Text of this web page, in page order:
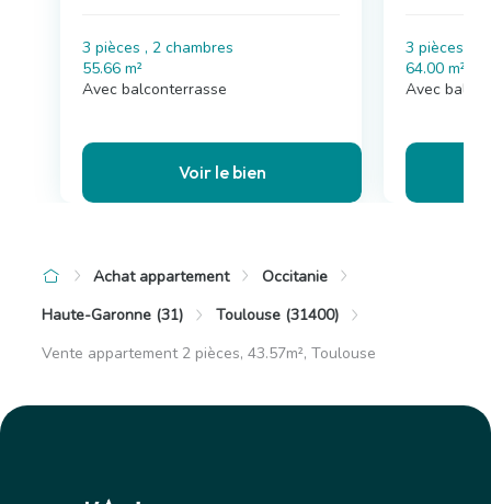
3 pièces , 2 chambres
55.66 m²
Avec balconterrasse
Voir le bien
3 pièces , 1
64.00 m²
Avec
Achat appartement
Occitanie
Haute-Garonne (31)
Toulouse (31400)
Vente appartement 2 pièces, 43.57m², Toulouse